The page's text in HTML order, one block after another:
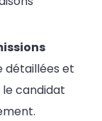
détaillées et
candidat